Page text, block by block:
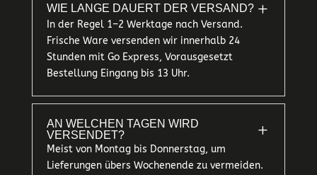
WIE LANGE DAUERT DER VERSAND? L
In der Regel 1–2 Werktage nach Versand.
Frische Ware versenden wir innerhalb 24
Stunden mit Go Express, Vorausgesetzt
Bestellung Eingang bis 13 Uhr.
AN WELCHEN TAGEN WIRD
VERSENDET?
L
Meist von Montag bis Donnerstag, um
Lieferungen übers Wochenende zu vermeiden.